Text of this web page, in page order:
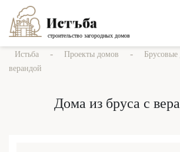
строительство загородных домов
Истьба - Проекты домов - Брусовые
верандой
Дома из бруса с